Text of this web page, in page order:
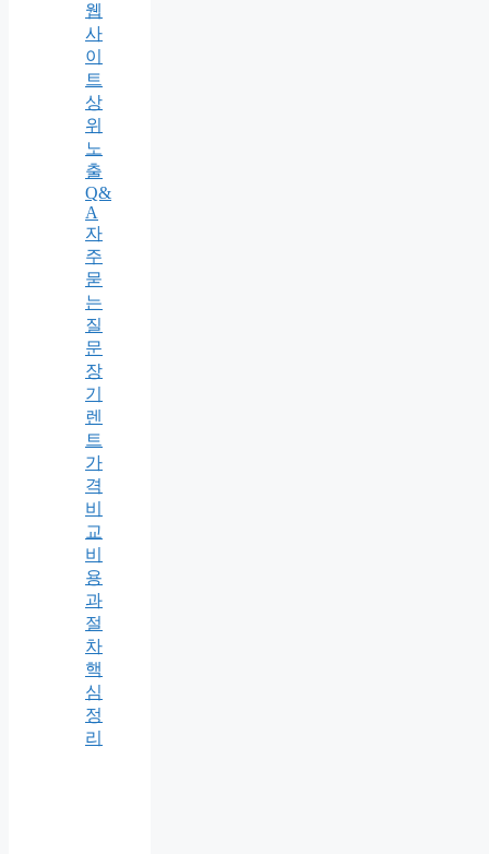
웹
사
이
트
상
위
노
출
Q&
A
자
주
묻
는
질
문
장
기
렌
트
가
격
비
교
비
용
과
절
차
핵
심
정
리